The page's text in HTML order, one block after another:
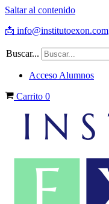
Saltar al contenido
📩 info@institutoexon.com
Buscar...
Acceso Alumnos
Carrito 0